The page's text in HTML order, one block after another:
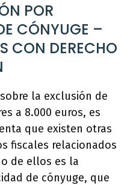
POR
CÓNYUGE –
CON DERECHO
la exclusión de
a 8.000 euros, es
que existen otras
fiscales relacionados
de ellos es la
de cónyuge, que